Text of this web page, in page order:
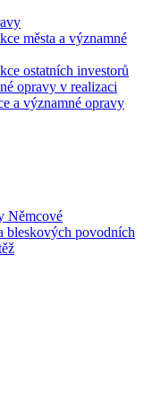
města a významné
ostatních investorů
opravy v realizaci
a významné opravy
Němcové
bleskových povodních